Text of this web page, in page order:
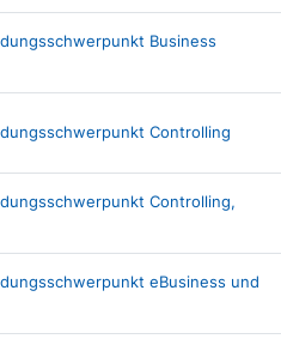
Business
Controlling
Controlling,
eBusiness und